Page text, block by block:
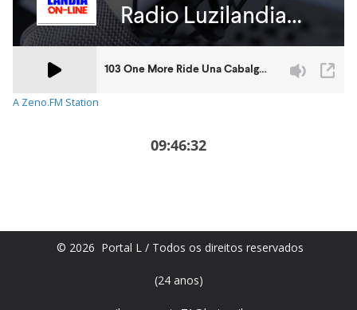
A Zeno.FM Station
09:46:32
© 2026 Portal L / Todos os direitos reservados
(24 anos)